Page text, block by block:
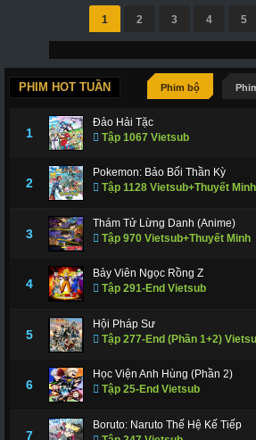
1 2 3 4 5
PHIM HOT TUẦN Phim bộ
1
Đảo Hải Tặc
Tập 1067 Vietsub
2
Pokemon: Bảo Bối Thần Kỳ
Tập 1128 Vietsub+Thuyết Minh
3
Thám Tử Lừng Danh (Anime)
Tập 970 Vietsub+Thuyết Minh
4
Bảy Viên Ngọc Rồng Z
Tập 291-End Vietsub
5
Hội Pháp Sư
Tập 277-End (Phần 1+2)
6
Học Viện Anh Hùng (Phần 2)
Tập 25-End Vietsub
7
Boruto: Naruto Thế Hệ Kế Tiếp